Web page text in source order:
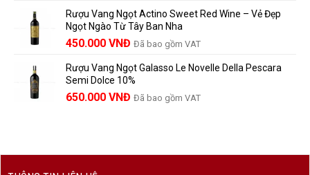
là:
1.529.000 VNĐ.
tại
là:
1.390.000 VNĐ.
Rượu Vang Ngọt Actino Sweet Red Wine – Vẻ Đẹp
Ngọt Ngào Từ Tây Ban Nha
450.000 VNĐ Đã bao gồm VAT
Rượu Vang Ngọt Galasso Le Novelle Della Pescara
Semi Dolce 10%
650.000 VNĐ Đã bao gồm VAT